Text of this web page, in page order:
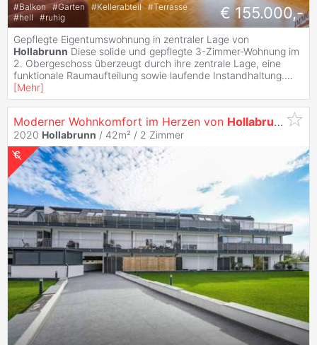
#Balkon #Garten #Kellerabteil #Terrasse
#hell #ruhig € 155.000,-
Gepflegte Eigentumswohnung in zentraler Lage von
Hollabrunn Diese solide und gepflegte 3-Zimmer-Wohnung im
2. Obergeschoss überzeugt durch ihre zentrale Lage, eine
funktionale Raumaufteilung sowie laufende Instandhaltung....
[Mehr]
Moderner Wohnkomfort im Herzen von Hollabrunn –
2020 Hollabrunn / 42m² / 2 Zimmer